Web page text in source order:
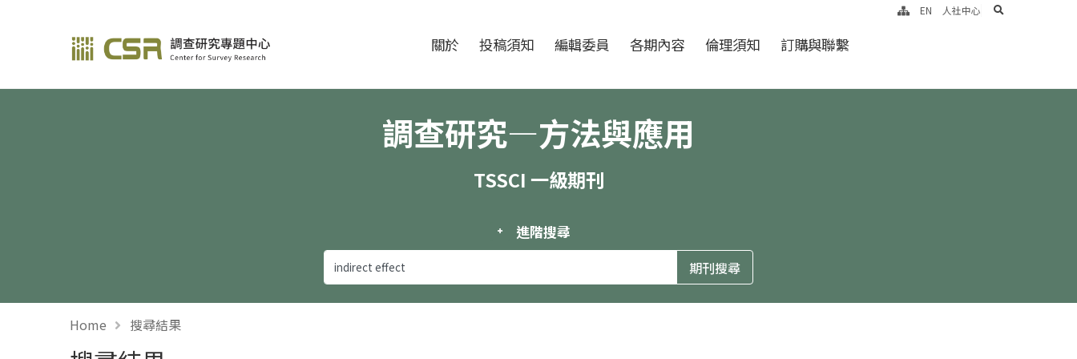
調查研究—方法與應用期刊 關於 投稿須知 編輯委員 各期內容 倫理須知 訂購與聯繫
EN 人社中心 search
調查研究—方法與應用
TSSCI 一級期刊
進階搜尋
Home 搜尋結果